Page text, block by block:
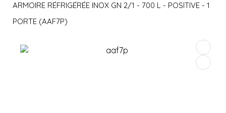
ARMOIRE RÉFRIGÉRÉE INOX GN 2/1 - 700 L - POSITIVE - 1
PORTE (AAF7P)